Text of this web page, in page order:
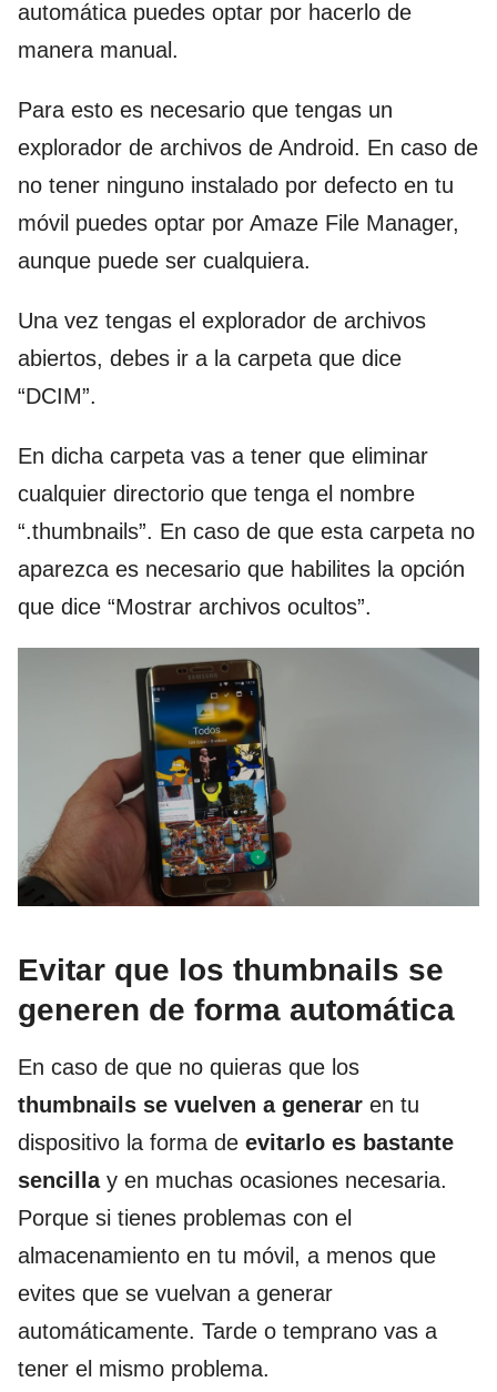
automática puedes optar por hacerlo de
manera manual.
Para esto es necesario que tengas un
explorador de archivos de Android. En caso de
no tener ninguno instalado por defecto en tu
móvil puedes optar por Amaze File Manager,
aunque puede ser cualquiera.
Una vez tengas el explorador de archivos
abiertos, debes ir a la carpeta que dice
“DCIM”.
En dicha carpeta vas a tener que eliminar
cualquier directorio que tenga el nombre
“.thumbnails”. En caso de que esta carpeta no
aparezca es necesario que habilites la opción
que dice “Mostrar archivos ocultos”.
Evitar que los thumbnails se
generen de forma automática
En caso de que no quieras que los
thumbnails se vuelven a generar en tu
dispositivo la forma de evitarlo es bastante
sencillay en muchas ocasiones necesaria.
Porque si tienes problemas con el
almacenamiento en tu móvil, a menos que
evites que se vuelvan a generar
automáticamente. Tarde o temprano vas a
tener el mismo problema.